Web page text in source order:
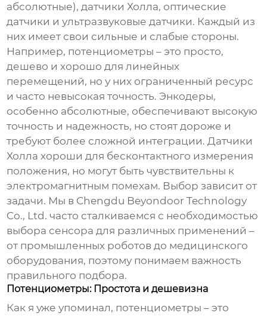
абсолютные), датчики Холла, оптические
датчики и ультразвуковые датчики. Каждый из
них имеет свои сильные и слабые стороны.
Например, потенциометры – это просто,
дешево и хорошо для линейных
перемещений, но у них ограниченный ресурс
и часто невысокая точность. Энкодеры,
особенно абсолютные, обеспечивают высокую
точность и надежность, но стоят дороже и
требуют более сложной интеграции. Датчики
Холла хороши для бесконтактного измерения
положения, но могут быть чувствительны к
электромагнитным помехам. Выбор зависит от
задачи. Мы в Chengdu Beyondoor Technology
Co., Ltd. часто сталкиваемся с необходимостью
выбора сенсора для различных применений –
от промышленных роботов до медицинского
оборудования, поэтому понимаем важность
правильного подбора.
Потенциометры: Простота и дешевизна
Как я уже упоминал, потенциометры – это